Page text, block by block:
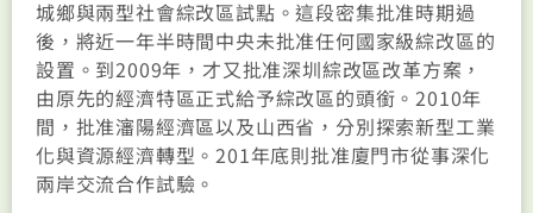
城鄉與兩型社會綜改區試點。這段密集批准時期過
後，將近一年半時間中央未批准任何國家級綜改區的
設置。到2009年，才又批准深圳綜改區改革方案，
由原先的經濟特區正式給予綜改區的頭銜。2010年
間，批准瀋陽經濟區以及山西省，分別探索新型工業
化與資源經濟轉型。201年底則批准廈門市從事深化
兩岸交流合作試驗。